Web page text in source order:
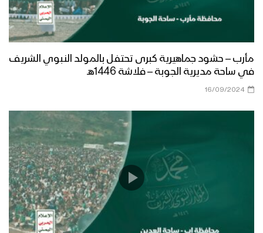
الى طيبة | عبدالخالق البحري – إبراهيم
الدولة 1447هـ
مونتاج زانت رُبى الدنيا | فرقة أنصار الله
1447هـ
ميادين الجهاد – مناورة لبيك يا رسول الله
لقادة التعبئة العامة
مأرب – حشود جماهيرية كبرى تحتفل بالمولد النبوي الشريف
في ساحة مديرية الجوبة – فلاشة 1446هـ
16/09/2024